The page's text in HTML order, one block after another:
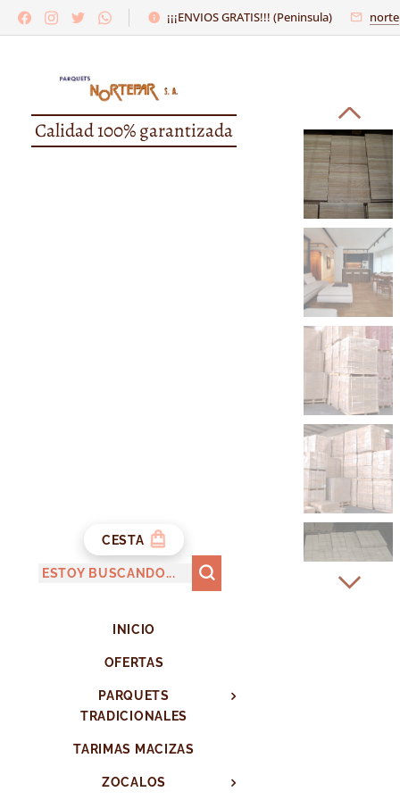
¡¡¡ENVIOS GRATIS!!! (Peninsula)
Calidad 100% garantizada
CESTA
INICIO
OFERTAS
PARQUETS
TRADICIONALES
TARIMAS MACIZAS
ZOCALOS